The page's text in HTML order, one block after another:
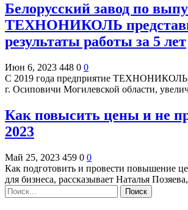
Белорусский завод по
ТЕХНОНИКОЛЬ
результаты работы за 5 лет
Июн 6, 2023 448 0 0
С 2019 года предприятие ТЕХНОНИКОЛЬ,
г. Осиповичи Могилевской области,
Как повысить цены и не
2023
Май 25, 2023 459 0 0
Как подготовить и провести повышение
для бизнеса, рассказывает Наталья